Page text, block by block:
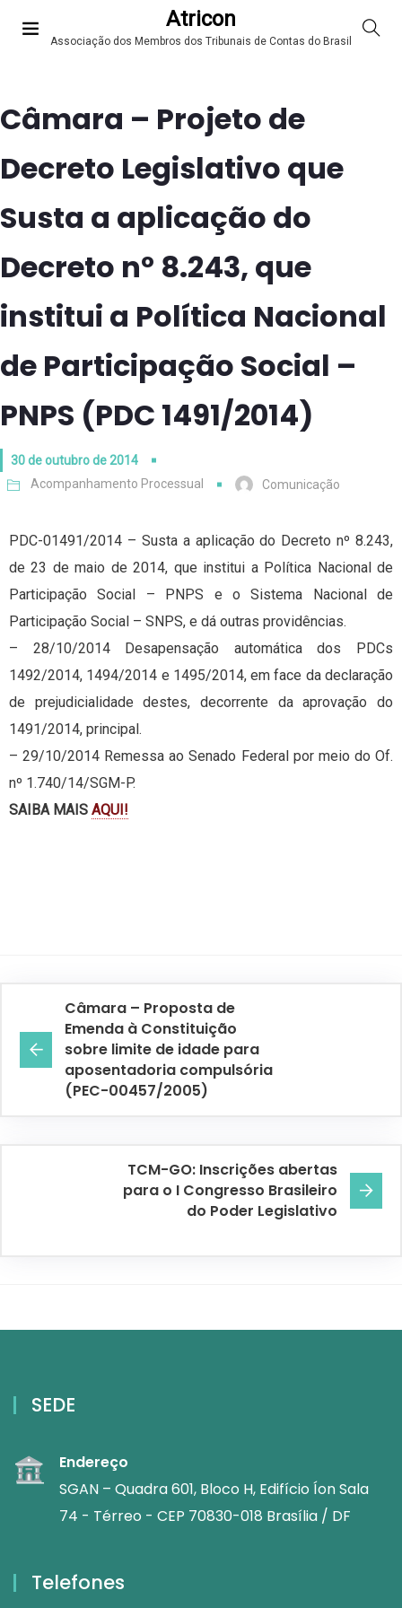
Atricon
Associação dos Membros dos Tribunais de Contas do Brasil
Câmara – Projeto de
Decreto Legislativo que
Susta a aplicação do
Decreto nº 8.243, que
institui a Política Nacional
de Participação Social –
PNPS (PDC 1491/2014)
30 de outubro de 2014
Acompanhamento Processual
Comunicação
PDC-01491/2014 – Susta a aplicação do Decreto nº 8.243,
de 23 de maio de 2014, que institui a Política Nacional de
Participação Social – PNPS e o Sistema Nacional de
Participação Social – SNPS, e dá outras providências.
– 28/10/2014 Desapensação automática dos PDCs
1492/2014, 1494/2014 e 1495/2014, em face da declaração
de prejudicialidade destes, decorrente da aprovação do
1491/2014, principal.
– 29/10/2014 Remessa ao Senado Federal por meio do Of.
nº 1.740/14/SGM-P.
SAIBA MAIS AQUI!
Câmara – Proposta de
Emenda à Constituição
sobre limite de idade para
aposentadoria compulsória
(PEC-00457/2005)
TCM-GO: Inscrições abertas
para o I Congresso Brasileiro
do Poder Legislativo
SEDE
Endereço
SGAN – Quadra 601, Bloco H, Edifício Íon Sala
74 - Térreo - CEP 70830-018 Brasília / DF
Telefones